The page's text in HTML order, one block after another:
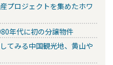
プロジェクトを集めたホワ
年代に初の分譲物件
てみる中国観光地、黄山や